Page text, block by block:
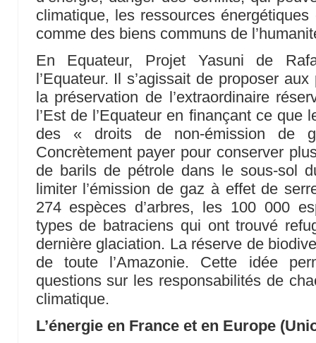
climatique, les ressources
comme des biens communs de
En Equateur, Projet Yasuni de
l’Equateur. Il s’agissait de proposer
la préservation de l’extraordinaire
l’Est de l’Equateur en finançant ce que
des « droits de non-émission de
Concrètement payer pour conserver
de barils de pétrole dans le sous-sol
limiter l’émission de gaz à effet de
274 espèces d’arbres, les 100 000
types de batraciens qui ont trouvé
dernière glaciation. La réserve de
de toute l’Amazonie. Cette idée
questions sur les responsabilités de
climatique.
L’énergie en France et en Europe